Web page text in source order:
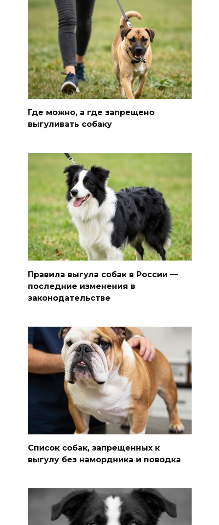
Где можно, а где запрещено
выгуливать собаку
Правила выгула собак в России —
последние изменения в
законодательстве
Список собак, запрещенных к
выгулу без намордника и поводка